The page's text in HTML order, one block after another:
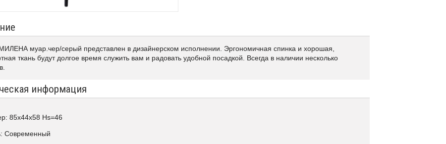
муар.чер/серый представлен в дизайнерском исполнении. Эргономичная спинка и хорошая,
ткань будут долгое время служить вам и радовать удобной посадкой. Всегда в наличии несколько
информация
85х44х58 Hs=46
Современный